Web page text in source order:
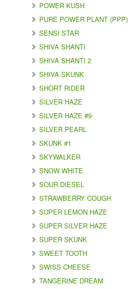
POWER KUSH
PURE POWER PLANT (PPP)
SENSI STAR
SHIVA SHANTI
SHIVA SHANTI 2
SHIVA SKUNK
SHORT RIDER
SILVER HAZE
SILVER HAZE #9
SILVER PEARL
SKUNK #1
SKYWALKER
SNOW WHITE
SOUR DIESEL
STRAWBERRY COUGH
SUPER LEMON HAZE
SUPER SILVER HAZE
SUPER SKUNK
SWEET TOOTH
SWISS CHEESE
TANGERINE DREAM